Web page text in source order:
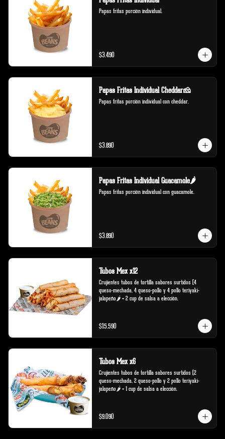
Papas fritas porción individual.
$3.490
Papas Fritas Individual Cheddar🧀
Papas fritas porción individual con cheddar.
$3.890
Papas Fritas Individual Guacamole🌶️
Papas fritas porción individual con guacamole.
$3.890
Tubos Mex x12
Crujientes tubos de tortilla sabores surtidos (4
queso-mechada, 4 queso-pollo y 4 pollo teriyaki-
jalapeño🌶️ + 2 cup de salsa a elección.
$15.590
Tubos Mex x6
Crujientes tubos de tortilla sabores surtidos (2
queso-mechada, 2 queso-pollo y 2 pollo teriyaki-
jalapeño🌶️ + 1 cup de salsa a elección.
$9.090